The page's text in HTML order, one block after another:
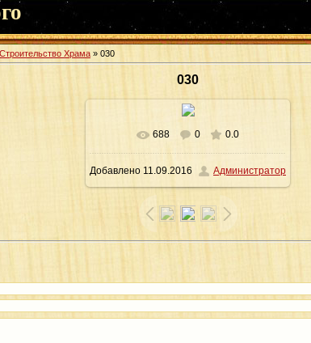
Строительство Храма » 030
030
В реальном размере 1600x1065
7730.7Kb
688 0 0.0
Добавлено 11.09.2016 Администратор